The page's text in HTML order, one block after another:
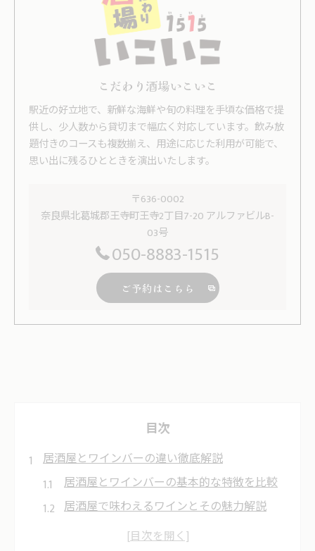
こだわり酒場いこいこ
駅近の好立地で、新鮮な海鮮や旬の料理を手頃な価格で提
供し、少人数から貸切まで幅広く対応しています。飲み放
題付きのコースも複数揃え、用途に応じた利用が可能で、
思い出に残るひとときを演出いたします。
〒636-0002
奈良県北葛城郡王寺町王寺2丁目7-20 アルファビルB-
03号
050-8883-1515
ご予約はこちら
目次
居酒屋とワインバーの違い徹底解説
居酒屋とワインバーの基本的な特徴を比較
居酒屋で味わえるワインとその魅力解説
ワインバーでの過ごし方と居酒屋との違い